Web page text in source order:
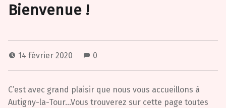
Bienvenue !
14 février 2020 0
C’est avec grand plaisir que nous vous accueillons à
Autigny-la-Tour…Vous trouverez sur cette page toutes